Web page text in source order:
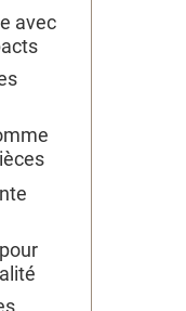
avec